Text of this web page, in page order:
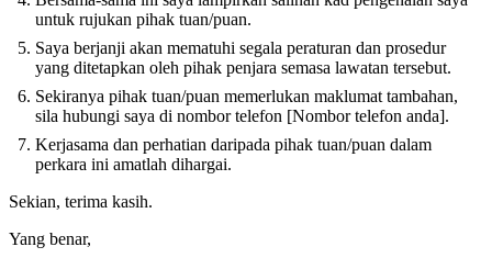
untuk rujukan pihak tuan/puan.
Saya berjanji akan mematuhi segala peraturan dan prosedur
yang ditetapkan oleh pihak penjara semasa lawatan tersebut.
Sekiranya pihak tuan/puan memerlukan maklumat tambahan,
sila hubungi saya di nombor telefon [Nombor telefon anda].
Kerjasama dan perhatian daripada pihak tuan/puan dalam
perkara ini amatlah dihargai.
Sekian, terima kasih.
Yang benar,